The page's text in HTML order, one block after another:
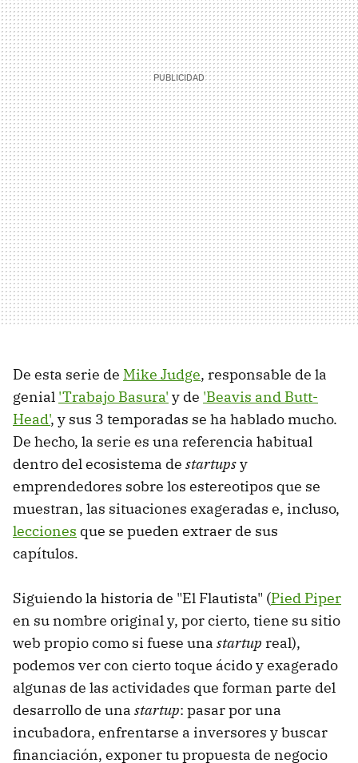
De esta serie de Mike Judge, responsable de la
genial 'Trabajo Basura' y de 'Beavis and Butt-
Head', y sus 3 temporadas se ha hablado mucho.
De hecho, la serie es una referencia habitual
dentro del ecosistema de startupsy
emprendedores sobre los estereotipos que se
muestran, las situaciones exageradas e, incluso,
lecciones que se pueden extraer de sus
capítulos.
Siguiendo la historia de "El Flautista" (Pied Piper
en su nombre original y, por cierto, tiene su sitio
web propio como si fuese una startup real),
podemos ver con cierto toque ácido y exagerado
algunas de las actividades que forman parte del
desarrollo de una startup: pasar por una
incubadora, enfrentarse a inversores y buscar
financiación, exponer tu propuesta de negocio